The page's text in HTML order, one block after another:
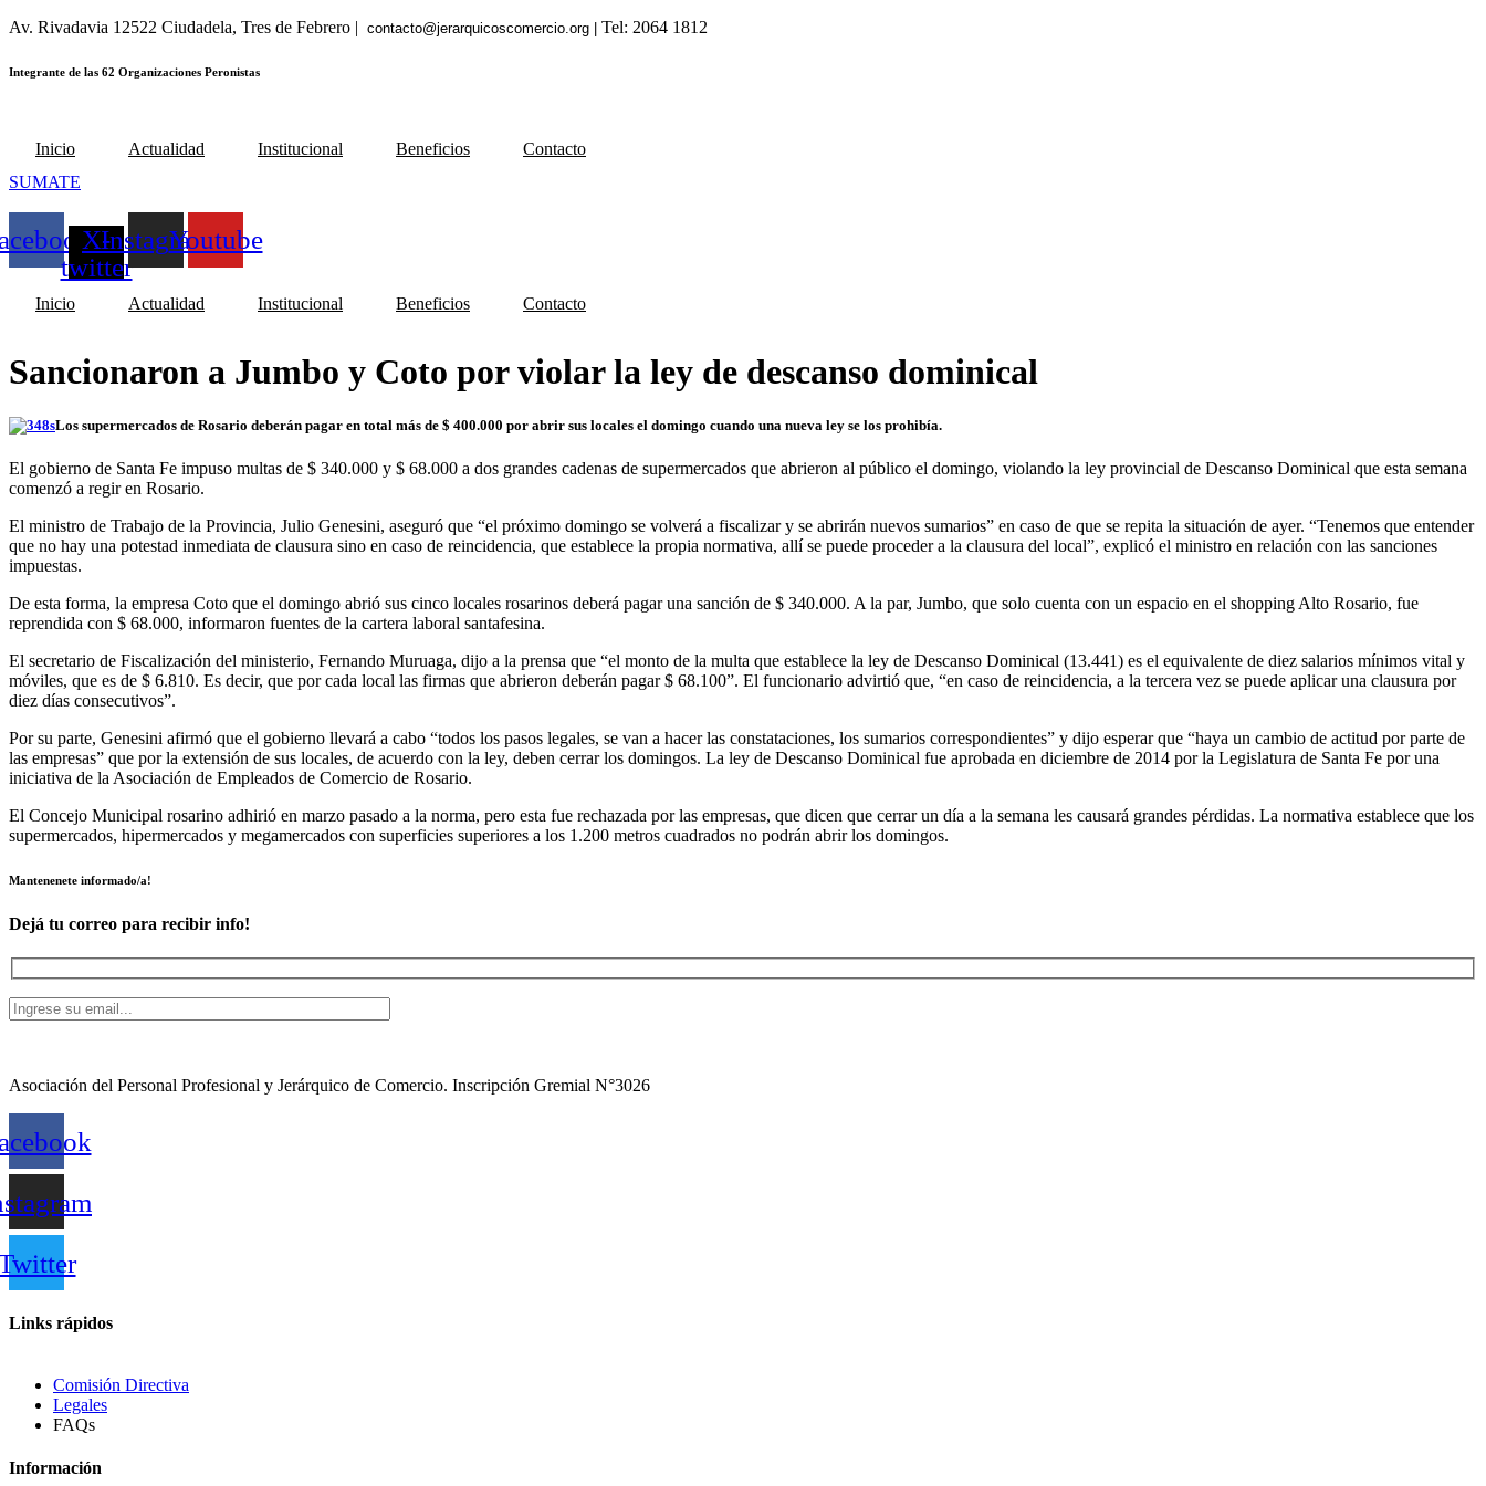
Av. Rivadavia 12522 Ciudadela, Tres de Febrero | contacto@jerarquicoscomercio.org | Tel: 2064 1812
Integrante de las 62 Organizaciones Peronistas
Inicio Actualidad Institucional Beneficios
Contacto
SUMATE
X-
twitter
InstagramYoutube
Inicio Actualidad Institucional Beneficios Contacto
Sancionaron a Jumbo y Coto por violar la ley de descanso dominical
Los supermercados de Rosario deberán pagar en total más de $ 400.000 por abrir sus locales el domingo cuando una nueva ley se los prohibía.
El gobierno de Santa Fe impuso multas de $ 340.000 y $ 68.000 a dos grandes cadenas de supermercados que abrieron al público el domingo, violando la ley provincial de Descanso Dominical que esta semana
comenzó a regir en Rosario.
El ministro de Trabajo de la Provincia, Julio Genesini, aseguró que “el próximo domingo se volverá a fiscalizar y se abrirán nuevos sumarios” en caso de que se repita la situación de ayer. “Tenemos que entender
que no hay una potestad inmediata de clausura sino en caso de reincidencia, que establece la propia normativa, allí se puede proceder a la clausura del local”, explicó el ministro en relación con las sanciones
impuestas.
De esta forma, la empresa Coto que el domingo abrió sus cinco locales rosarinos deberá pagar una sanción de $ 340.000. A la par, Jumbo, que solo cuenta con un espacio en el shopping Alto Rosario, fue
reprendida con $ 68.000, informaron fuentes de la cartera laboral santafesina.
El secretario de Fiscalización del ministerio, Fernando Muruaga, dijo a la prensa que “el monto de la multa que establece la ley de Descanso Dominical (13.441) es el equivalente de diez salarios mínimos vital y
móviles, que es de $ 6.810. Es decir, que por cada local las firmas que abrieron deberán pagar $ 68.100”. El funcionario advirtió que, “en caso de reincidencia, a la tercera vez se puede aplicar una clausura por
diez días consecutivos”.
Por su parte, Genesini afirmó que el gobierno llevará a cabo “todos los pasos legales, se van a hacer las constataciones, los sumarios correspondientes” y dijo esperar que “haya un cambio de actitud por parte de
las empresas” que por la extensión de sus locales, de acuerdo con la ley, deben cerrar los domingos. La ley de Descanso Dominical fue aprobada en diciembre de 2014 por la Legislatura de Santa Fe por una
iniciativa de la Asociación de Empleados de Comercio de Rosario.
El Concejo Municipal rosarino adhirió en marzo pasado a la norma, pero esta fue rechazada por las empresas, que dicen que cerrar un día a la semana les causará grandes pérdidas. La normativa establece que los
supermercados, hipermercados y megamercados con superficies superiores a los 1.200 metros cuadrados no podrán abrir los domingos.
Mantenenete informado/a!
Dejá tu correo para recibir info!
Asociación del Personal Profesional y Jerárquico de Comercio. Inscripción Gremial N°3026
Links rápidos
Comisión Directiva
Legales
FAQs
Información